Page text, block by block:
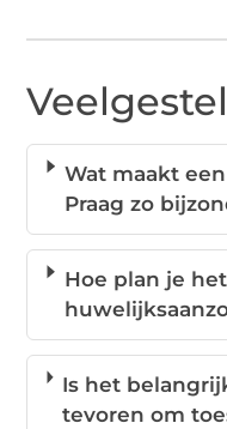
Wat maakt
Praag zo
Hoe plan je
Is het
tevoren om